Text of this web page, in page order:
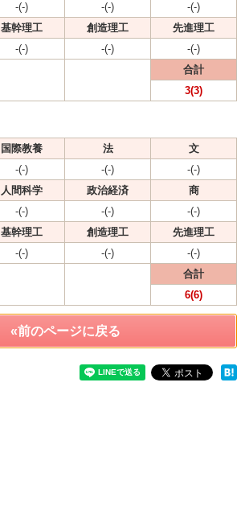
-(-) -(-)
-(-)
基幹理工 創造理工
先進理工
-(-) -(-)
-(-)
合計
3(3)
国際教養 法
文
-(-) -(-)
-(-)
人間科学 政治経済
商
-(-) -(-)
-(-)
基幹理工 創造理工
先進理工
-(-) -(-)
-(-)
合計
6(6)
«前のページに戻る